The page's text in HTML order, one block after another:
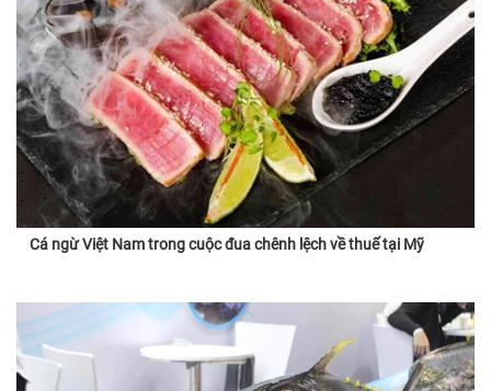
Cá ngừ Việt Nam trong cuộc đua chênh lệch về thuế tại Mỹ